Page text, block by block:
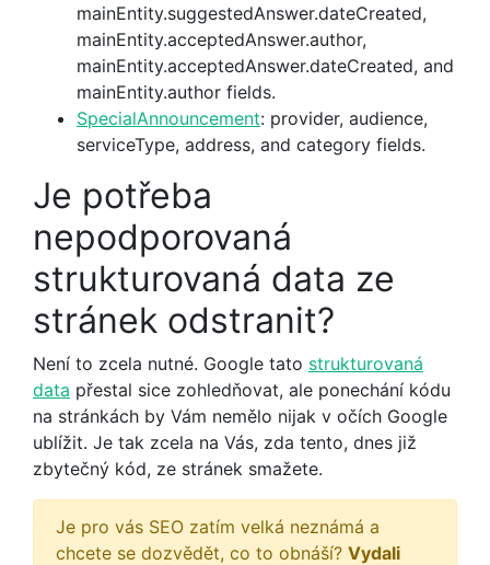
mainEntity.suggestedAnswer.dateCreated,
mainEntity.acceptedAnswer.author,
mainEntity.acceptedAnswer.dateCreated, and
mainEntity.author fields.
SpecialAnnouncement: provider, audience,
serviceType, address, and category fields.
Je potřeba
nepodporovaná
strukturovaná data ze
stránek odstranit?
Není to zcela nutné. Google tato strukturovaná
data přestal sice zohledňovat, ale ponechání kódu
na stránkách by Vám nemělo nijak v očích Google
ublížit. Je tak zcela na Vás, zda tento, dnes již
zbytečný kód, ze stránek smažete.
Je pro vás SEO zatím velká neznámá a
chcete se dozvědět, co to obnáší? Vydali